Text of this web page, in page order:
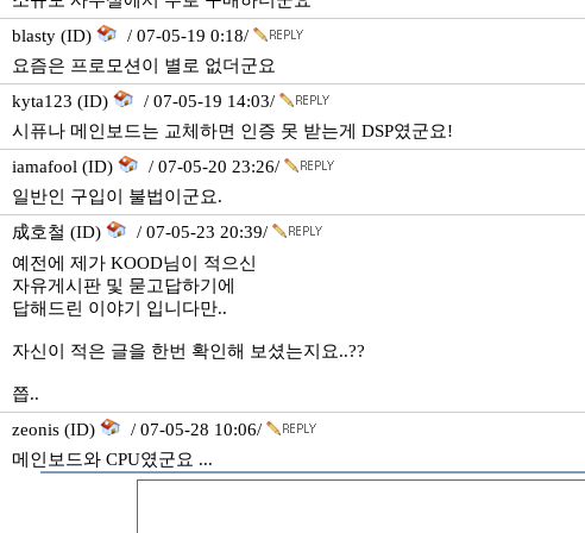
blasty (ID)
/ 07-05-19 0:18/
요즘은 프로모션이 별로 없더군요
kyta123 (ID)
/ 07-05-19 14:03/
시퓨나 메인보드는 교체하면 인증 못 받는게 DSP였군요!
iamafool (ID)
/ 07-05-20 23:26/
일반인 구입이 불법이군요.
成호철 (ID)
/ 07-05-23 20:39/
예전에 제가 KOOD님이 적으신
자유게시판 및 묻고답하기에
답해드린 이야기 입니다만..
자신이 적은 글을 한번 확인해 보셨는지요..??
쯥..
zeonis (ID)
/ 07-05-28 10:06/
메인보드와 CPU였군요 ...